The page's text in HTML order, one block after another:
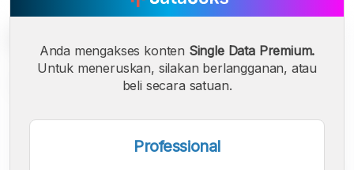
Anda mengakses konten Single Data Premium.
Untuk meneruskan, silakan berlangganan, atau
beli secara satuan.
Professional